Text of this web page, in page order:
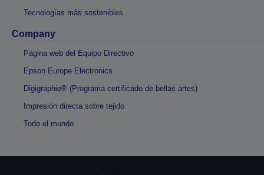
Tecnologías más sostenibles
Company
Página web del Equipo Directivo
Epson Europe Electronics
Digigraphie® (Programa certificado de bellas artes)
Impresión directa sobre tejido
Todo el mundo